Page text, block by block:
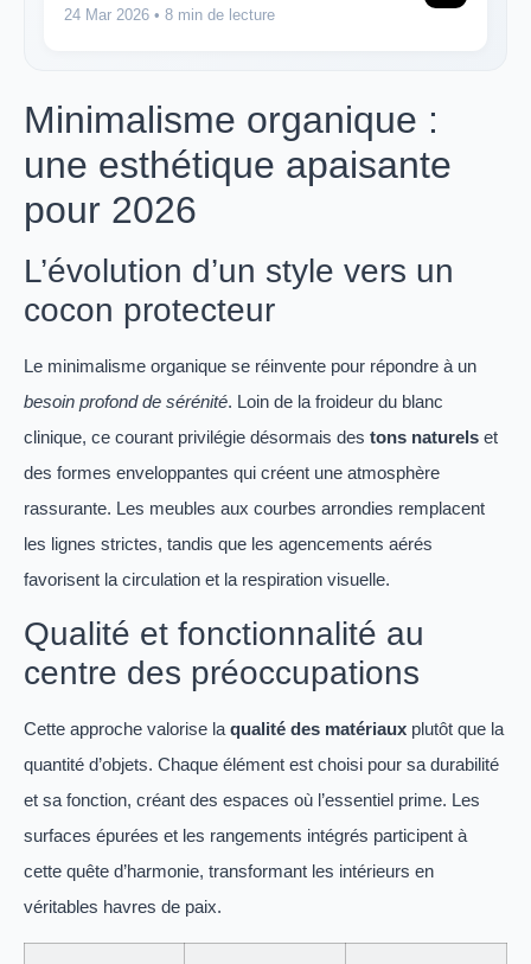
24 Mar 2026 • 8 min de lecture
Minimalisme organique :
une esthétique apaisante
pour 2026
L’évolution d’un style vers un
cocon protecteur
Le minimalisme organique se réinvente pour répondre à un
besoin profond de sérénité. Loin de la froideur du blanc
clinique, ce courant privilégie désormais des tons naturels et
des formes enveloppantes qui créent une atmosphère
rassurante. Les meubles aux courbes arrondies remplacent
les lignes strictes, tandis que les agencements aérés
favorisent la circulation et la respiration visuelle.
Qualité et fonctionnalité au
centre des préoccupations
Cette approche valorise laqualité des matériaux plutôt que la
quantité d’objets. Chaque élément est choisi pour sa durabilité
et sa fonction, créant des espaces où l’essentiel prime. Les
surfaces épurées et les rangements intégrés participent à
cette quête d’harmonie, transformant les intérieurs en
véritables havres de paix.